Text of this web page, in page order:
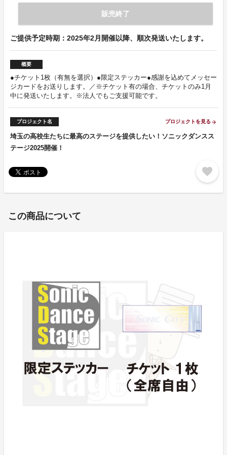
販売終了
ご提供予定時期：2025年2月開催以降、順次発送いたします。
概要
●チケット1枚（有無を選択）●限定ステッカー●感謝を込めてメッセー
ジカードをお送りします。／※チケット有の場合、チケットのみ1月
中に発送いたします。※法人でもご支援可能です。
プロジェクト名 プロジェクトを見る arrow_forward
埼玉の高校生たちに最高のステージを提供したい！ソニックダンスス
テージ2025開催！
favorite
この商品について